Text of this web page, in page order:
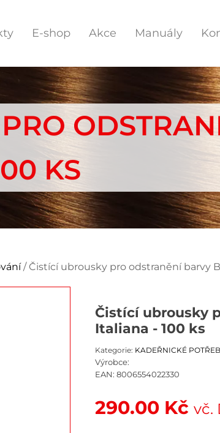
E-shop Akce Manuály
KS
/ Čistící ubrousky pro odstranění barvy
Čistící ubrousky
Italiana - 100 ks
Kategorie: KADEŘNICKÉ
Výrobce:
EAN: 8006554022330
290.00 Kč vč.